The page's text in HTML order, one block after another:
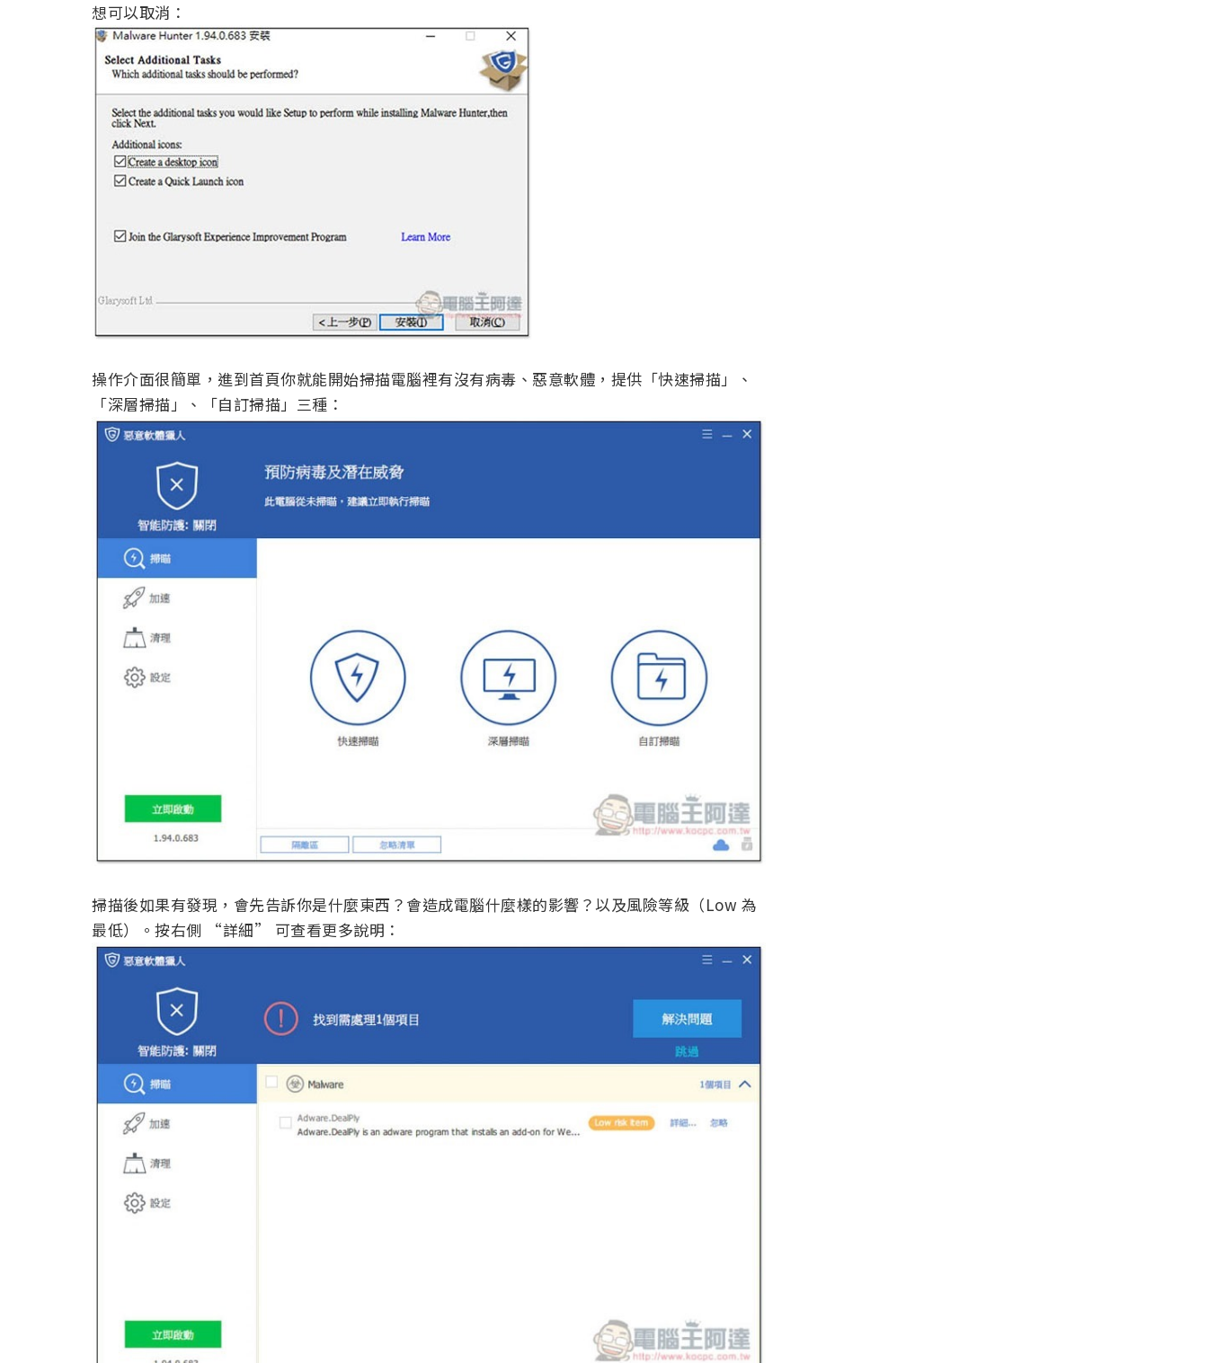
想可以取消：
操作介面很簡單，進到首頁你就能開始掃描電腦裡有沒有病毒、惡意軟體，提供「快速掃描」、
「深層掃描」、「自訂掃描」三種：
掃描後如果有發現，會先告訴你是什麼東西？會造成電腦什麼樣的影響？以及風險等級（Low 為
最低）。按右側 “詳細” 可查看更多說明：